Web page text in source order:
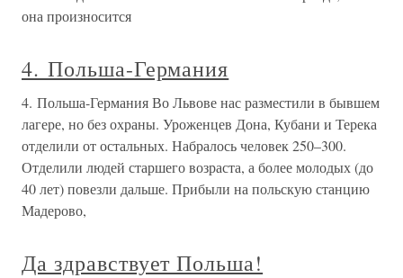
она произносится
4. Польша-Германия
4. Польша-Германия Во Львове нас разместили в бывшем
лагере, но без охраны. Уроженцев Дона, Кубани и Терека
отделили от остальных. Набралось человек 250–300.
Отделили людей старшего возраста, а более молодых (до
40 лет) повезли дальше. Прибыли на польскую станцию
Мадерово,
Да здравствует Польша!